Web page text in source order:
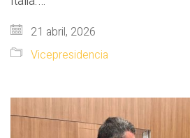
21 abril, 2026
Vicepresidencia